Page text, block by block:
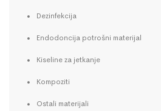
Dezinfekcija
Endodoncija potrošni materijal
Kiseline za jetkanje
Kompoziti
Ostali materijali